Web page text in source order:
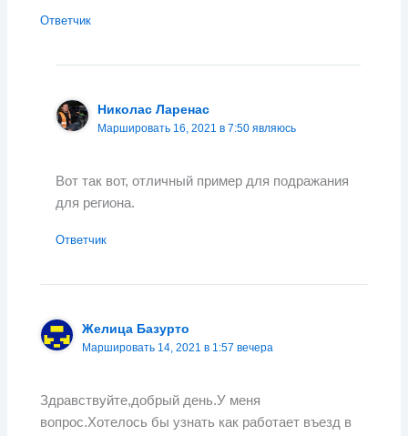
Ответчик
Николас Ларенас
Маршировать 16, 2021 в 7:50 являюсь
Вот так вот, отличный пример для подражания
для региона.
Ответчик
Желица Базурто
Маршировать 14, 2021 в 1:57 вечера
Здравствуйте,добрый день.У меня
вопрос.Хотелось бы узнать как работает въезд в